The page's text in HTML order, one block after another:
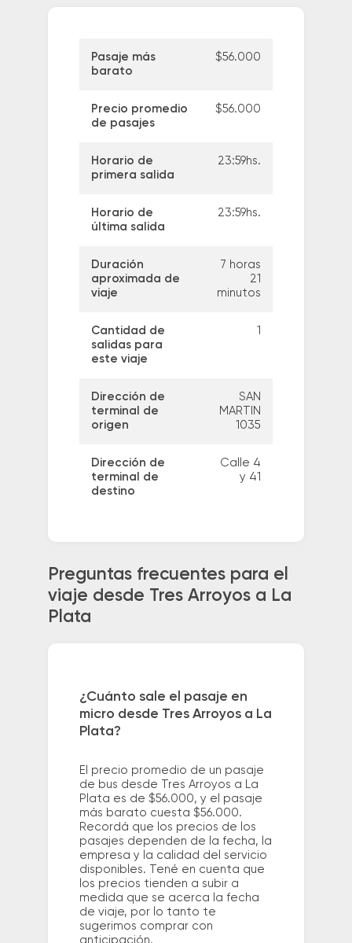
Pasaje más
barato
$56.000
Precio promedio
de pasajes
$56.000
Horario de
primera salida
23:59hs.
Horario de
última salida
23:59hs.
Duración
aproximada de
viaje
7 horas
21
minutos
Cantidad de
salidas para
este viaje
1
Dirección de
terminal de
origen
SAN
MARTIN
1035
Dirección de
terminal de
destino
Calle 4
y 41
Preguntas frecuentes para el
viaje desde Tres Arroyos a La
Plata
¿Cuánto sale el pasaje en
micro desde Tres Arroyos a La
Plata?
El precio promedio de un pasaje
de bus desde Tres Arroyos a La
Plata es de $56.000, y el pasaje
más barato cuesta $56.000.
Recordá que los precios de los
pasajes dependen de la fecha, la
empresa y la calidad del servicio
disponibles. Tené en cuenta que
los precios tienden a subir a
medida que se acerca la fecha
de viaje, por lo tanto te
sugerimos comprar con
anticipación.